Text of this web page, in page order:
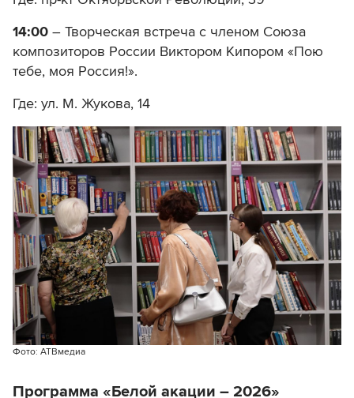
14:00 – Творческая встреча с членом Союза
композиторов России Виктором Кипором «Пою
тебе, моя Россия!».
Где: ул. М. Жукова, 14
Фото: АТВмедиа
Программа «Белой акации – 2026»